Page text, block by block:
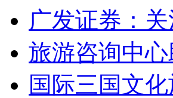
广发证券：
旅游咨询中
国际三国文